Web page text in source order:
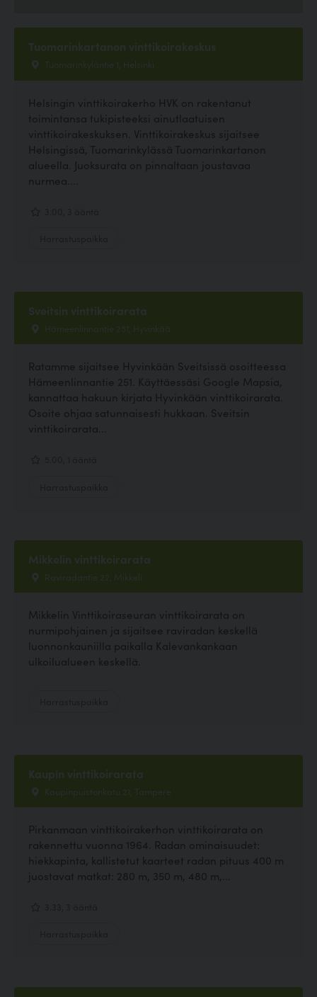
Tuomarinkartanon vinttikoirakeskus
Tuomarinkyläntie 1, Helsinki
Helsingin vinttikoirakerho HVK on rakentanut
toimintansa tukipisteeksi ainutlaatuisen
vinttikoirakeskuksen. Vinttikoirakeskus sijaitsee
Helsingissä, Tuomarinkylässä Tuomarinkartanon
alueella. Juoksurata on pinnaltaan joustavaa
nurmea....
Sveitsin vinttikoirarata
Hämeenlinnantie 251, Hyvinkää
Ratamme sijaitsee Hyvinkään Sveitsissä osoitteessa
Hämeenlinnantie 251. Käyttäessäsi Google Mapsia,
kannattaa hakuun kirjata Hyvinkään vinttikoirarata.
Osoite ohjaa satunnaisesti hukkaan. Sveitsin
vinttikoirarata...
Mikkelin vinttikoirarata
Raviradantie 22, Mikkeli
Mikkelin Vinttikoiraseuran vinttikoirarata on
nurmipohjainen ja sijaitsee raviradan keskellä
luonnonkauniilla paikalla Kalevankankaan
ulkoilualueen keskellä.
Kaupin vinttikoirarata
Kaupinpuistonkatu 21, Tampere
Pirkanmaan vinttikoirakerhon vinttikoirarata on
rakennettu vuonna 1964. Radan ominaisuudet:
hiekkapinta, kallistetut kaarteet radan pituus 400 m
juostavat matkat: 280 m, 350 m, 480 m,...